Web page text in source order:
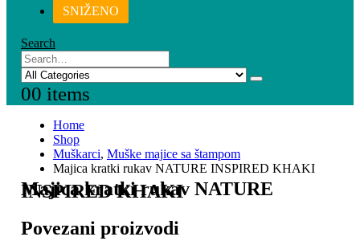
SNIŽENO
Search
00 items
Home
Shop
Muškarci, Muške majice sa štampom
Majica kratki rukav NATURE INSPIRED KHAKI
Majica kratki rukav NATURE
INSPIRED KHAKI
Povezani proizvodi